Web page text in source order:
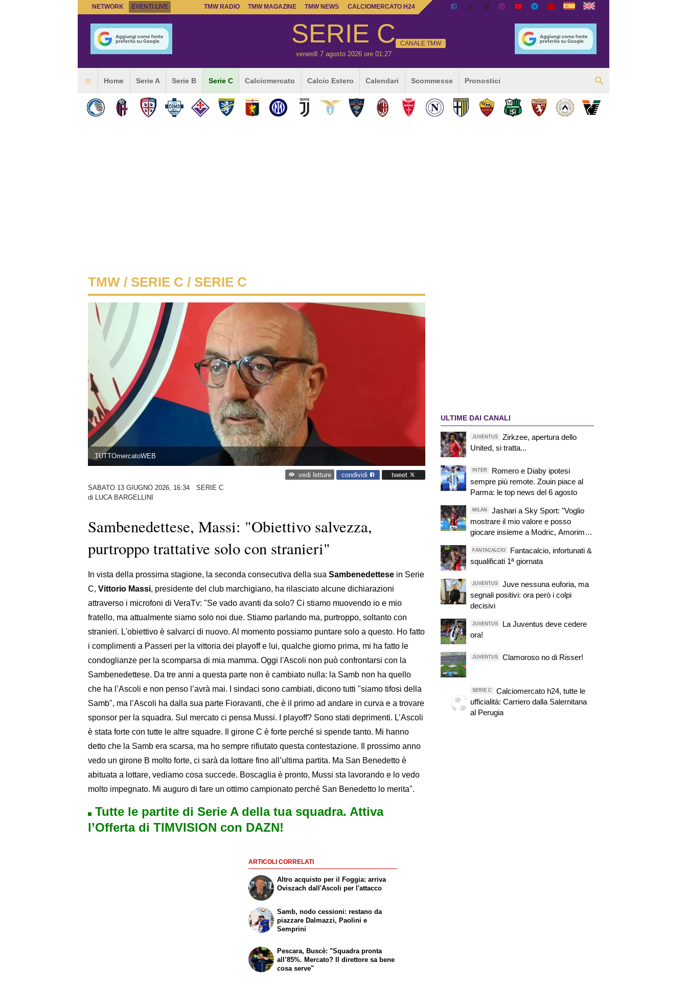
NETWORK EVENTI LIVE TMW RADIO TMW MAGAZINE TMW NEWS CALCIOMERCATO H24
SERIE C
venerdì 7 agosto 2026 ore 01:27
CANALE TMW
Home Serie A Serie B Serie C Calciomercato Calcio Estero Calendari Scommesse Pronostici
TMW / SERIE C / SERIE C
TUTTOmercatoWEB
vedi letture condividi
tweet
SABATO 13 GIUGNO 2026, 16:34
SERIE C
di LUCA BARGELLINI
Sambenedettese, Massi: "Obiettivo salvezza,
purtroppo trattative solo con stranieri"
In vista della prossima stagione, la seconda consecutiva della sua Sambenedettese in Serie
C, Vittorio Massi, presidente del club marchigiano, ha rilasciato alcune dichiarazioni
attraverso i microfoni di VeraTv: "Se vado avanti da solo? Ci stiamo muovendo io e mio
fratello, ma attualmente siamo solo noi due. Stiamo parlando ma, purtroppo, soltanto con
stranieri. L'obiettivo è salvarci di nuovo. Al momento possiamo puntare solo a questo. Ho fatto
i complimenti a Passeri per la vittoria dei playoff e lui, qualche giorno prima, mi ha fatto le
condoglianze per la scomparsa di mia mamma. Oggi l'Ascoli non può confrontarsi con la
Sambenedettese. Da tre anni a questa parte non è cambiato nulla: la Samb non ha quello
che ha l’Ascoli e non penso l’avrà mai. I sindaci sono cambiati, dicono tutti "siamo tifosi della
Samb", ma l’Ascoli ha dalla sua parte Fioravanti, che è il primo ad andare in curva e a trovare
sponsor per la squadra. Sul mercato ci pensa Mussi. I playoff? Sono stati deprimenti. L’Ascoli
è stata forte con tutte le altre squadre. Il girone C è forte perché si spende tanto. Mi hanno
detto che la Samb era scarsa, ma ho sempre rifiutato questa contestazione. Il prossimo anno
vedo un girone B molto forte, ci sarà da lottare fino all’ultima partita. Ma San Benedetto è
abituata a lottare, vediamo cosa succede. Boscaglia è pronto, Mussi sta lavorando e lo vedo
molto impegnato. Mi auguro di fare un ottimo campionato perché San Benedetto lo merita".
Tutte le partite di Serie A della tua squadra. Attiva
l’Offerta di TIMVISION con DAZN!
ARTICOLI CORRELATI
Altro acquisto per il Foggia: arriva
Oviszach dall'Ascoli per l'attacco
Samb, nodo cessioni: restano da
piazzare Dalmazzi, Paolini e
Semprini
Pescara, Buscè: "Squadra pronta
all’85%. Mercato? Il direttore sa bene
cosa serve"
ULTIME DAI CANALI
JUVENTUS
Zirkzee, apertura dello
United, si tratta...
INTER
Romero e Diaby ipotesi
sempre più remote. Zouin piace al
Parma: le top news del 6 agosto
MILAN
Jashari a Sky Sport: "Voglio
mostrare il mio valore e posso
giocare insieme a Modric, Amorim
diversa"
FANTACALCIO
Fantacalcio, infortunati &
squalificati 1ª giornata
JUVENTUS
Juve nessuna euforia, ma
segnali positivi: ora però i colpi
decisivi
JUVENTUS
La Juventus deve cedere
ora!
JUVENTUS Clamoroso no di Risser!
SERIE C
Calciomercato h24, tutte le
ufficialità: Carriero dalla Salernitana
al Perugia